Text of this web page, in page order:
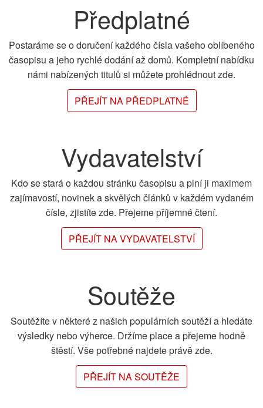
Předplatné
Postaráme se o doručení každého čísla vašeho oblíbeného
časopisu a jeho rychlé dodání až domů. Kompletní nabídku
námi nabízených titulů si můžete prohlédnout zde.
PŘEJÍT NA PŘEDPLATNÉ
Vydavatelství
Kdo se stará o každou stránku časopisu a plní ji maximem
zajímavostí, novinek a skvělých článků v každém vydaném
čísle, zjistíte zde. Přejeme příjemné čtení.
PŘEJÍT NA VYDAVATELSTVÍ
Soutěže
Soutěžíte v některé z našich populárních soutěží a hledáte
výsledky nebo výherce. Držíme place a přejeme hodně
štěstí. Vše potřebné najdete právě zde.
PŘEJÍT NA SOUTĚŽE